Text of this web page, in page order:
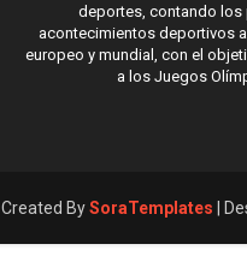
deportes, contando los
acontecimientos deportivos a
europeo y mundial, con el
a los Juegos
Created BySoraTemplates |